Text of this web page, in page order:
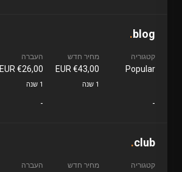
.blog
קטגוריה
Popular
מחיר חדש
€43,00 EUR
1 שנה
העברה
€26,00 EUR
1 שנה
-
-
.club
קטגוריה מחיר חדש העברה